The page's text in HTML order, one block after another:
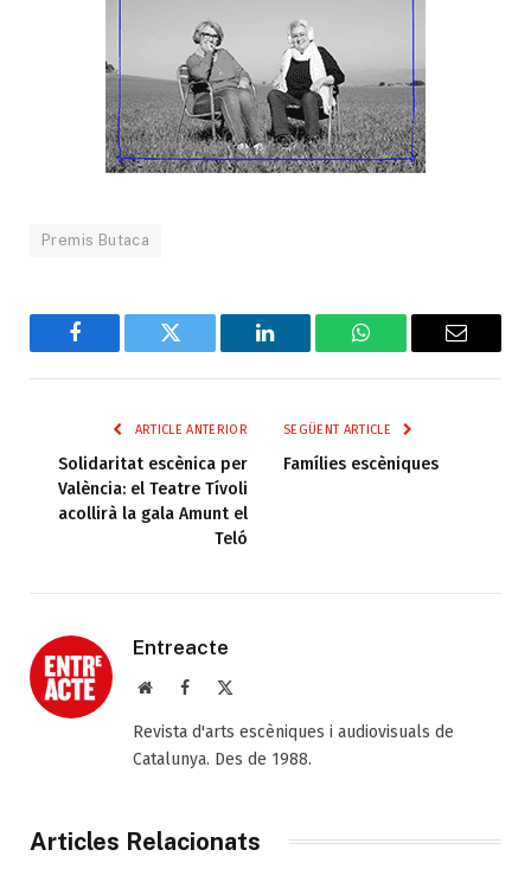
Premis Butaca
Facebook Twitter LinkedIn WhatsAppEmail
ARTICLE ANTERIOR
Solidaritat escènica per
València: el Teatre Tívoli
acollirà la gala Amunt el
Teló
SEGÜENT ARTICLE
Famílies escèniques
Entreacte
Web Facebook
Revista d'arts escèniques i audiovisuals de
Catalunya. Des de 1988.
Articles Relacionats